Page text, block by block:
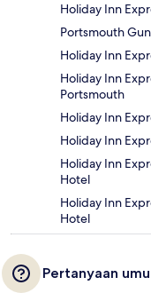
Holiday Inn
Portsmouth
Holiday Inn
Holiday Inn
Portsmouth
Holiday Inn
Holiday Inn
Holiday Inn
Hotel
Holiday Inn
Hotel
Pertanyaan